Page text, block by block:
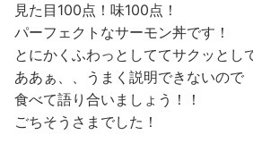
見た目100点！味100点！
パーフェクトなサーモン丼です！
とにかくふわっとしててサクッとし
ああぁ、、うまく説明できないので
食べて語り合いましょう！！
ごちそうさまでした！